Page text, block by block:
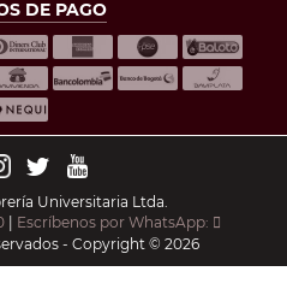
DE PAGO
Universitaria Ltda.
| Escríbenos por WhatsApp:
- Copyright © 2026